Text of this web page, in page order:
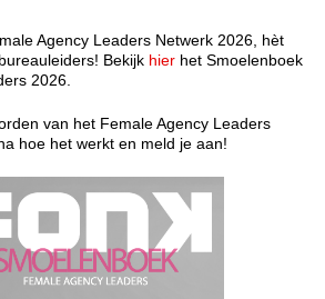
Agency Leaders Netwerk 2026, hèt
Bekijk hier het Smoelenboek
2026.
van het Female Agency Leaders
hoe het werkt en meld je aan!